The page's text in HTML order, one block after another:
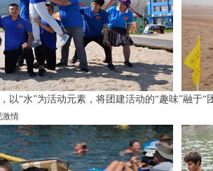
以“水”为活动元素，将团建活动的“趣味”融于
激情